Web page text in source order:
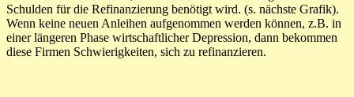
Schulden für die Refinanzierung benötigt wird. (s. nächste Grafik).
Wenn keine neuen Anleihen aufgenommen werden können, z.B. in
einer längeren Phase wirtschaftlicher Depression, dann bekommen
diese Firmen Schwierigkeiten, sich zu refinanzieren.